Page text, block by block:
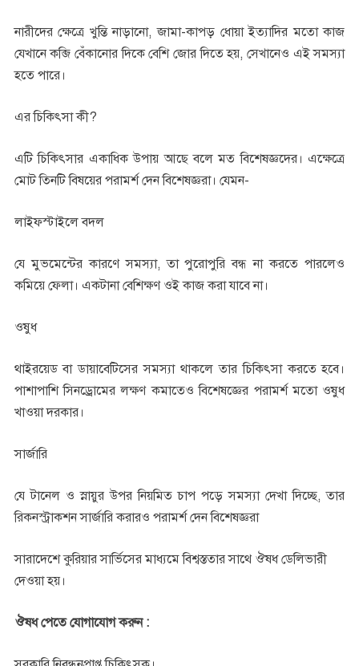
নারীদের ক্ষেত্রে খুন্তি নাড়ানো, জামা-কাপড় ধোয়া ইত্যাদির মতো কাজ
যেখানে কব্জি বেঁকানোর দিকে বেশি জোর দিতে হয়, সেখানেও এই সমস্যা
হতে পারে।
এর চিকিৎসা কী?
এটি চিকিৎসার একাধিক উপায় আছে বলে মত বিশেষজ্ঞদের। এক্ষেত্রে
মোট তিনটি বিষয়ের পরামর্শ দেন বিশেষজ্ঞরা। যেমন-
লাইফস্টাইলে বদল
যে মুভমেন্টের কারণে সমস্যা, তা পুরোপুরি বন্ধ না করতে পারলেও
কমিয়ে ফেলা। একটানা বেশিক্ষণ ওই কাজ করা যাবে না।
ওষুধ
থাইরয়েড বা ডায়াবেটিসের সমস্যা থাকলে তার চিকিৎসা করতে হবে।
পাশাপাশি সিনড্রোমের লক্ষণ কমাতেও বিশেষজ্ঞের পরামর্শ মতো ওষুধ
খাওয়া দরকার।
সার্জারি
যে টানেল ও স্নায়ুর উপর নিয়মিত চাপ পড়ে সমস্যা দেখা দিচ্ছে, তার
রিকনস্ট্রাকশন সার্জারি করারও পরামর্শ দেন বিশেষজ্ঞরা
সারাদেশে কুরিয়ার সার্ভিসের মাধ্যমে বিশ্বস্ততার সাথে ঔষধ ডেলিভারী
দেওয়া হয়।
ঔষধ পেতে যোগাযোগ করুন :